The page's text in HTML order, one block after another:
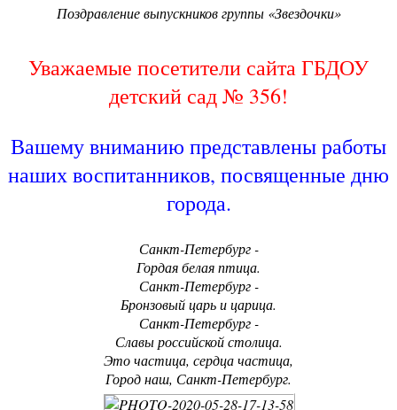
Поздравление выпускников группы «Звездочки»
Уважаемые посетители сайта ГБДОУ
детский сад № 356!
Вашему вниманию представлены работы
наших воспитанников, посвященные дню
города.
Санкт-Петербург -
Гордая белая птица.
Санкт-Петербург -
Бронзовый царь и царица.
Санкт-Петербург -
Славы российской столица.
Это частица, сердца частица,
Город наш, Санкт-Петербург.